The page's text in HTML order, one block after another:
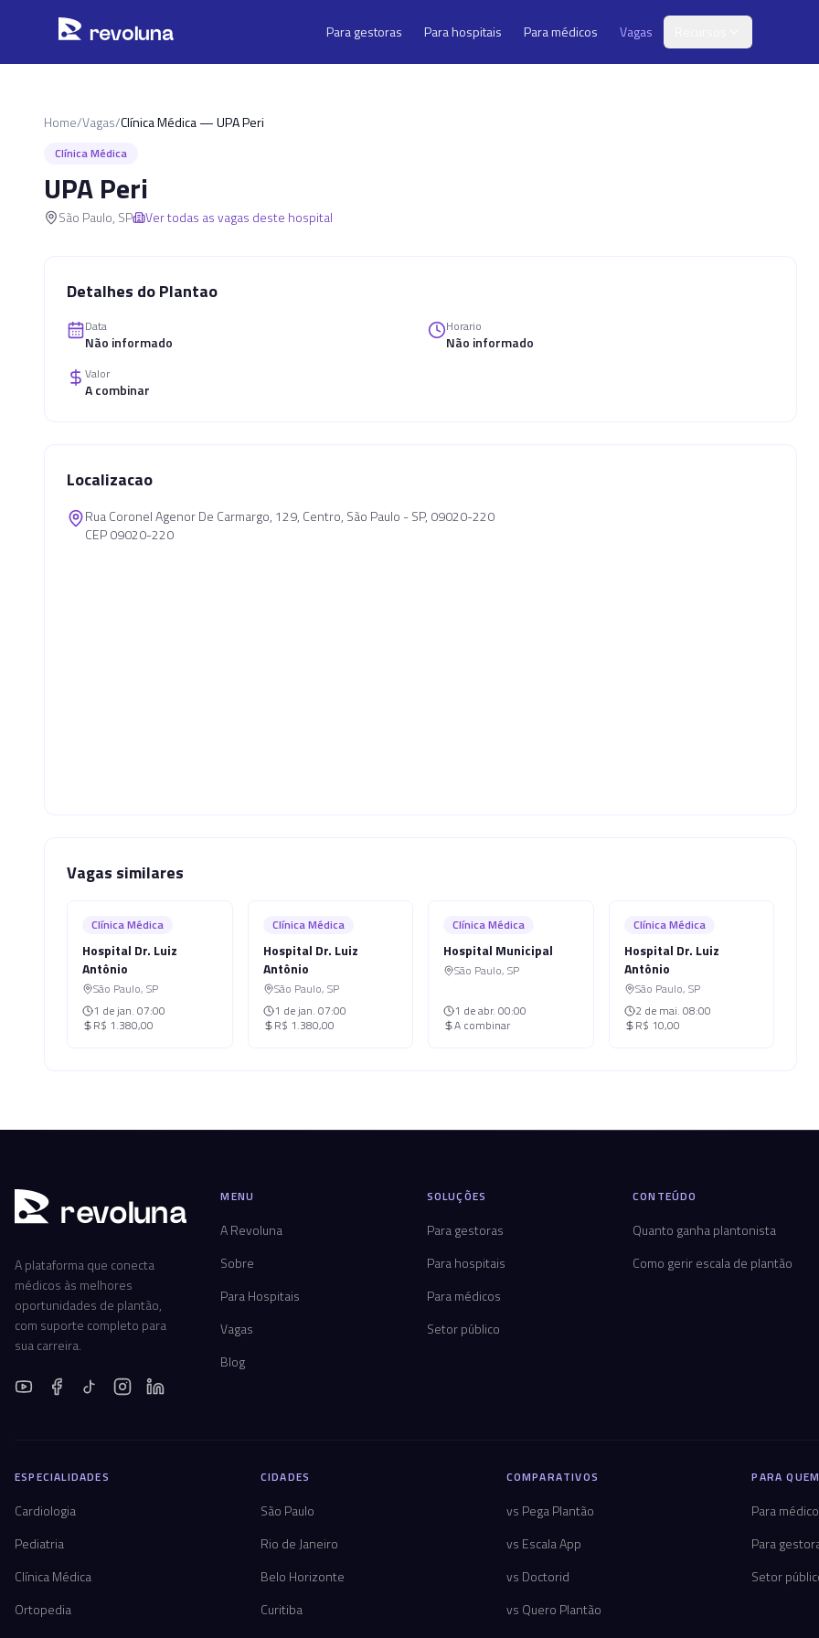
revoluna Para gestoras Para hospitais Para médicos Vagas
Home/Vagas/Clínica Médica — UPA Peri
Clínica Médica
UPA Peri
São Paulo, SP Ver todas as vagas deste hospital
Detalhes do Plantao
Data
Não informado
Horario
Não informado
Valor
A combinar
Localizacao
Rua Coronel Agenor De Carmargo, 129, Centro, São Paulo - SP, 09020-220
CEP 09020-220
Vagas similares
Clínica Médica
Hospital Dr. Luiz
Antônio
São Paulo, SP
1 de jan. 07:00
R$ 1.380,00
Clínica Médica
Hospital Dr. Luiz
Antônio
São Paulo, SP
1 de jan. 07:00
R$ 1.380,00
Clínica Médica
Hospital Municipal
São Paulo, SP
1 de abr. 00:00
A combinar
Clínica Médica
Hospital Dr. Luiz
Antônio
São Paulo, SP
2 de mai. 08:00
R$ 10,00
revoluna
A plataforma que conecta
médicos às melhores
oportunidades de plantão,
com suporte completo para
sua carreira.
MENU
A Revoluna
Sobre
Para Hospitais
Vagas
Blog
SOLUÇÕES
Para gestoras
Para hospitais
Para médicos
Setor público
CONTEÚDO
Quanto ganha plantonista
Como gerir escala de plantão
ESPECIALIDADES
Cardiologia
Pediatria
Clínica Médica
Ortopedia
CIDADES
São Paulo
Rio de Janeiro
Belo Horizonte
Curitiba
COMPARATIVOS
vs Pega Plantão
vs Escala App
vs Doctorid
vs Quero Plantão
PARA
Para
Para
Setor